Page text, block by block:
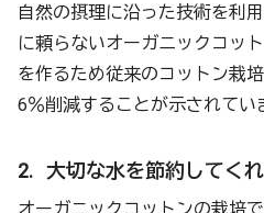
自然の摂理に沿った技術を利
に頼らないオーガニックコッ
を作るため従来のコットン栽
6％削減することが示されてい
2. 大切な水を節約してく